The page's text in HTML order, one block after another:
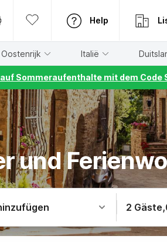
Help
Oostenrijk Italië
Sommeraufenthalte mit dem Code
und
2 Gäste,